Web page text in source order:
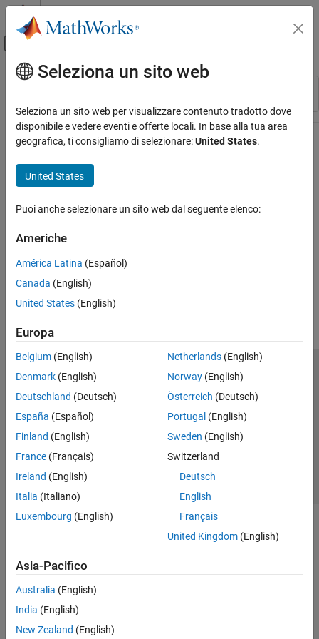
Vai al contenuto
Attiva/disattiva menu di navigazione
Risorsa
Stato
Contenuto principale
Seleziona un sito web
Seleziona un sito web per visualizzare contenuto tradotto dove
disponibile e vedere eventi e offerte locali. In base alla tua area
geografica, ti consigliamo di selezionare:United States.
United States
Puoi anche selezionare un sito web dal seguente elenco:
Americhe
América Latina (Español)
Canada (English)
United States (English)
Europa
Belgium (English)
Denmark (English)
Deutschland (Deutsch)
España (Español)
Finland (English)
France (Français)
Ireland (English)
Italia (Italiano)
Luxembourg (English)
Netherlands(English)
Norway(English)
Österreich (Deutsch)
Portugal (English)
Sweden (English)
Switzerland
Deutsch
English
Français
United Kingdom(English)
Asia-Pacifico
Australia (English)
India (English)
New Zealand (English)
Centro di fiducia
Informativa sulla privacy
Antipirateria
Stato dell'applicazione
Contatti
© 1994-2026 The MathWorks, Inc.